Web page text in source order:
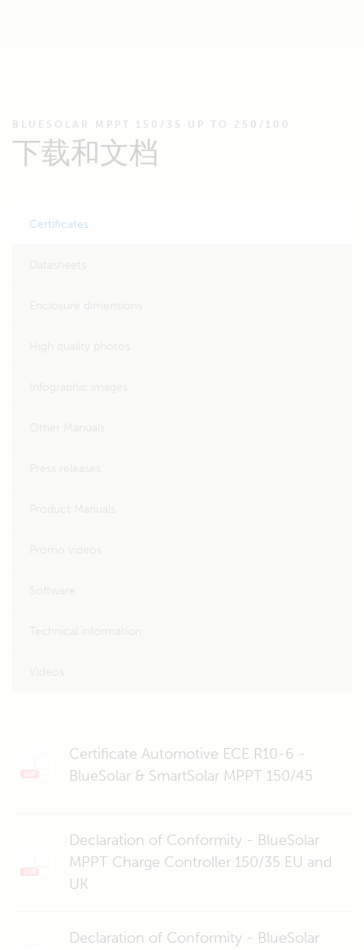
BLUESOLAR MPPT 150/35 UP TO 250/100
下载和文档
Certificates
Certificate Automotive ECE R10-6 -
BlueSolar & SmartSolar MPPT 150/45
Declaration of Conformity - BlueSolar
MPPT Charge Controller 150/35 EU and
UK
Declaration of Conformity - BlueSolar